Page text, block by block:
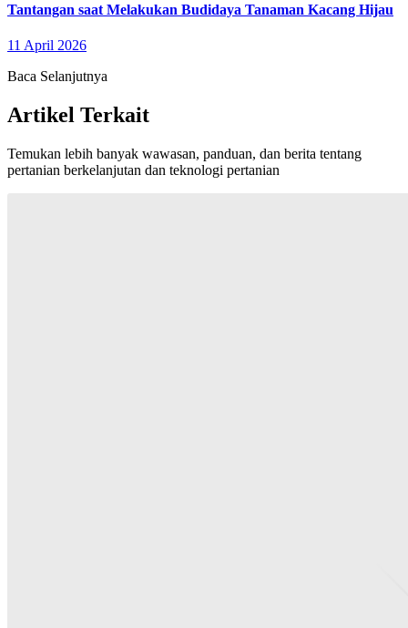
Tantangan saat Melakukan Budidaya Tanaman Kacang Hijau
11 April 2026
Baca Selanjutnya
Artikel Terkait
Temukan lebih banyak wawasan, panduan, dan berita tentang
pertanian berkelanjutan dan teknologi pertanian